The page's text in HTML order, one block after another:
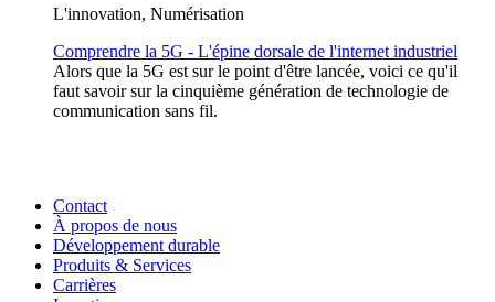
L'innovation, Numérisation
Comprendre la 5G - L'épine dorsale de l'internet industriel
Alors que la 5G est sur le point d'être lancée, voici ce qu'il
faut savoir sur la cinquième génération de technologie de
communication sans fil.
Contact
À propos de nous
Développement durable
Produits & Services
Carrières